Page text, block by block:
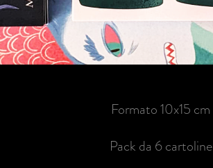
Formato 10x15 cm
Pack da 6 cartoline